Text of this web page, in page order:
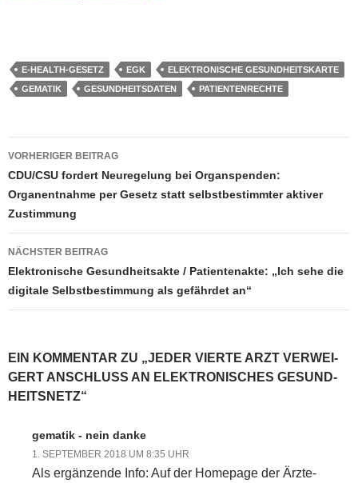
E-HEALTH-GESETZ EGK
ELEKTRONISCHE GESUNDHEITSKARTE
GEMATIK
GESUNDHEITSDATEN PATIENTENRECHTE
Beitragsnavigation
VORHERIGER BEITRAG
CDU/CSU fordert Neuregelung bei Organspenden:
Organentnahme per Gesetz statt selbstbestimmter aktiver
Zustimmung
NÄCHSTER BEITRAG
Elektronische Gesundheitsakte / Patientenakte: „Ich sehe die
digitale Selbstbestimmung als gefährdet an“
EIN KOMMENTAR ZU „JEDER VIERTE ARZT VER­WEI­
GERT ANSCHLUSS AN ELEK­TRO­NI­SCHES GESUND­
HEITS­NETZ“
gematik - nein danke
1. SEPTEMBER 2018 UM 8:35 UHR
Als ergänzende Info: Auf der Homepage der Ärzte-